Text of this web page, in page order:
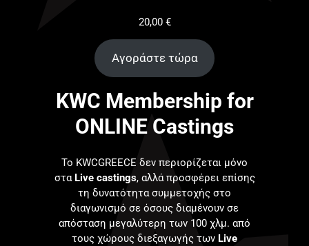
20,00 €
Αγοράστε τώρα
KWC Membership for
ONLINE Castings
Το KWCGREECE δεν περιορίζεται μόνο
στα Live castings, αλλά προσφέρει επίσης
τη δυνατότητα συμμετοχής στο
διαγωνισμό σε όσους διαμένουν σε
απόσταση μεγαλύτερη των 100 χλμ. από
τους χώρους διεξαγωγής των Live